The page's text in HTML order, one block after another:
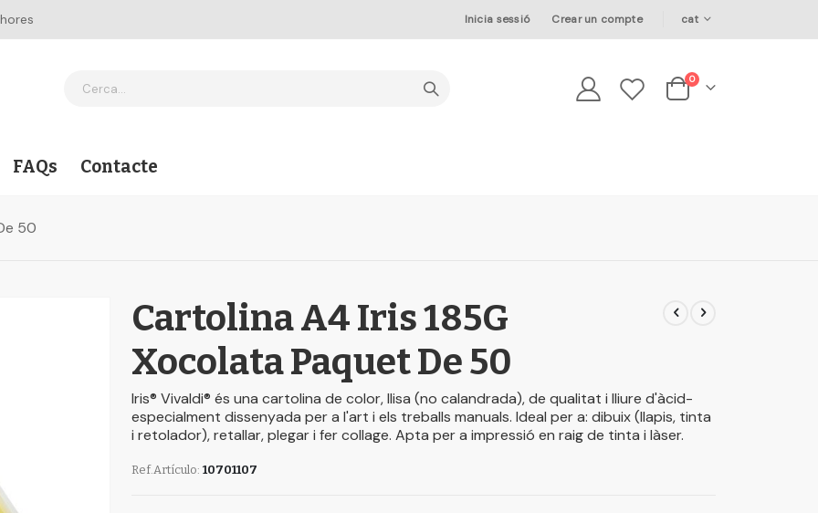
Inicia sessió Crear un compte Language
cat
Cesta
0elements
FAQs Contacte
50
Cartolina A4 Iris 185G
Xocolata Paquet De 50
Iris® Vivaldi® és una cartolina de color, llisa (no calandrada), de qualitat i lliure d'àcid-
especialment dissenyada per a l'art i els treballs manuals. Ideal per a: dibuix (llapis, tinta
i retolador), retallar, plegar i fer collage. Apta per a impressió en raig de tinta i làser.
Ref.Artículo 10701107